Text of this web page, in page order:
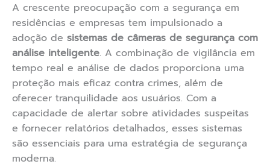
A crescente preocupação com a segurança em
residências e empresas tem impulsionado a
adoção de sistemas de câmeras de segurança com
análise inteligente. A combinação de vigilância em
tempo real e análise de dados proporciona uma
proteção mais eficaz contra crimes, além de
oferecer tranquilidade aos usuários. Com a
capacidade de alertar sobre atividades suspeitas
e fornecer relatórios detalhados, esses sistemas
são essenciais para uma estratégia de segurança
moderna.